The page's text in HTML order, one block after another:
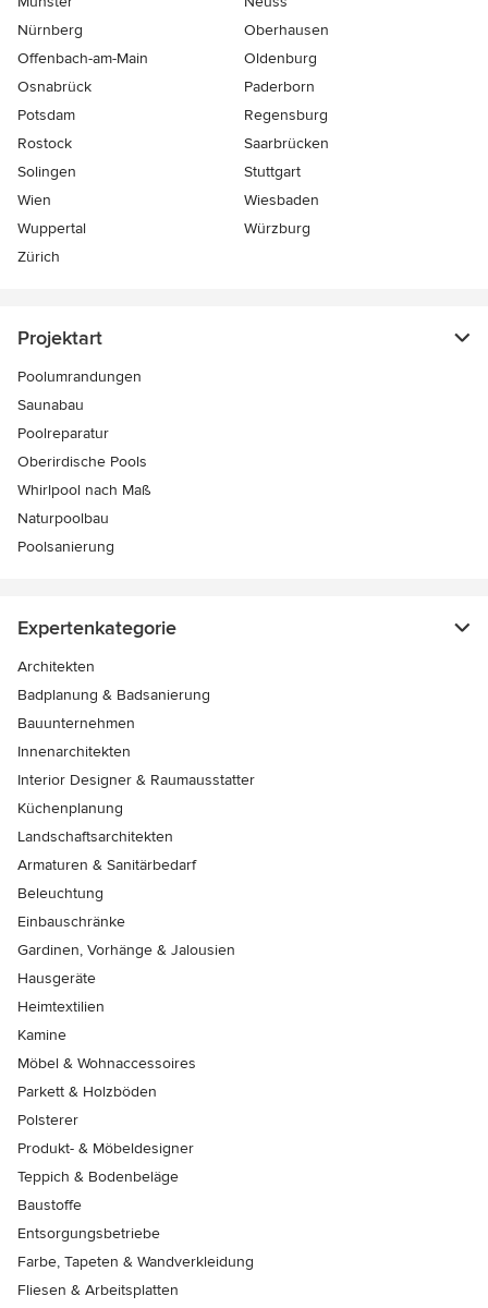
Nürnberg
Oberhausen
Offenbach-am-Main
Oldenburg
Osnabrück
Paderborn
Potsdam
Regensburg
Rostock
Saarbrücken
Solingen
Stuttgart
Wien
Wiesbaden
Wuppertal
Würzburg
Zürich
Projektart
Poolumrandungen
Saunabau
Poolreparatur
Oberirdische Pools
Whirlpool nach Maß
Naturpoolbau
Poolsanierung
Expertenkategorie
Architekten
Badplanung & Badsanierung
Bauunternehmen
Innenarchitekten
Interior Designer & Raumausstatter
Küchenplanung
Landschaftsarchitekten
Armaturen & Sanitärbedarf
Beleuchtung
Einbauschränke
Gardinen, Vorhänge & Jalousien
Hausgeräte
Heimtextilien
Kamine
Möbel & Wohnaccessoires
Parkett & Holzböden
Polsterer
Produkt- & Möbeldesigner
Teppich & Bodenbeläge
Baustoffe
Entsorgungsbetriebe
Farbe, Tapeten & Wandverkleidung
Fliesen & Arbeitsplatten